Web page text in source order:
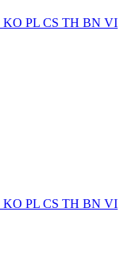
KO PL CS TH BN VI
KO PL CS TH BN VI